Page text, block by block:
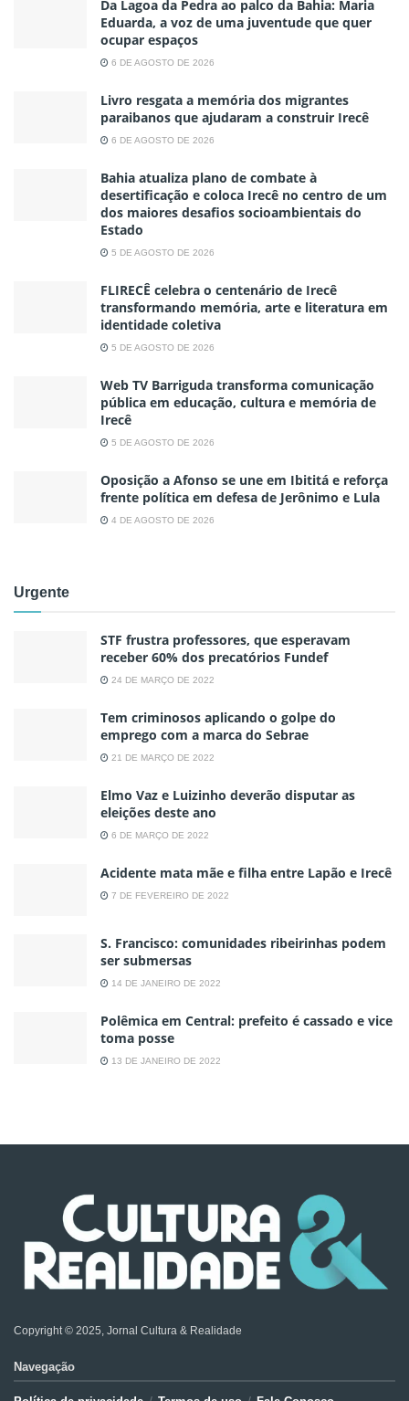
Da Lagoa da Pedra ao palco da Bahia: Maria
Eduarda, a voz de uma juventude que quer
ocupar espaços
6 DE AGOSTO DE 2026
Livro resgata a memória dos migrantes
paraibanos que ajudaram a construir Irecê
6 DE AGOSTO DE 2026
Bahia atualiza plano de combate à
desertificação e coloca Irecê no centro de um
dos maiores desafios socioambientais do
Estado
5 DE AGOSTO DE 2026
FLIRECÊ celebra o centenário de Irecê
transformando memória, arte e literatura em
identidade coletiva
5 DE AGOSTO DE 2026
Web TV Barriguda transforma comunicação
pública em educação, cultura e memória de
Irecê
5 DE AGOSTO DE 2026
Oposição a Afonso se une em Ibititá e reforça
frente política em defesa de Jerônimo e Lula
4 DE AGOSTO DE 2026
Urgente
STF frustra professores, que esperavam
receber 60% dos precatórios Fundef
24 DE MARÇO DE 2022
Tem criminosos aplicando o golpe do
emprego com a marca do Sebrae
21 DE MARÇO DE 2022
Elmo Vaz e Luizinho deverão disputar as
eleições deste ano
6 DE MARÇO DE 2022
Acidente mata mãe e filha entre Lapão e Irecê
7 DE FEVEREIRO DE 2022
S. Francisco: comunidades ribeirinhas podem
ser submersas
14 DE JANEIRO DE 2022
Polêmica em Central: prefeito é cassado e vice
toma posse
13 DE JANEIRO DE 2022
Copyright © 2025, Jornal Cultura & Realidade
Navegação